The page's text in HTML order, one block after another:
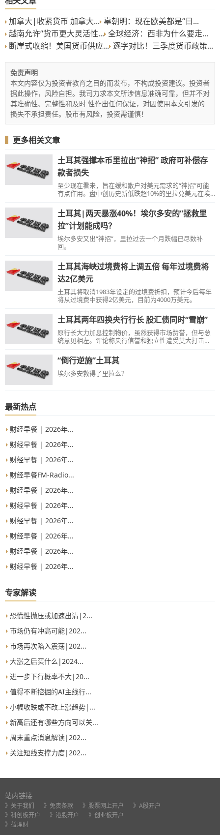
加拿大|收紧货币 加拿大... 辜朝明：现在欧美都是“日...
越南允许“货币更大灵活性... 全球经济：西非为什么要走...
断崖式收缩！美国货币供应... 逐字对比！三季度货币政策...
免责声明
本文内容仅为投资者教育之目的而发布，不构成投资建议。投资者
据此操作，风险自担。我司力求本文所涉信息准确可靠，但并不对
其准确性、完整性和及时 性作出任何保证，对因使用本文引发的
损失不承担责任。股市有风险，投资需谨慎！
更多相关文章
土耳其强撑本币里拉出“神招” 政府可补偿存
款者损失
至少现在看来，旨在缓和散户对美元需求的“神招”可能
有点作用。盘中创历史新低跌超10%的里拉兑美元在埃
年来最大日涨幅。
土耳其|两天暴涨40%！埃尔多安的“拯救里
拉”计划能成吗？
埃尔多安又出“神招”，里拉过去一个月跌幅已尽数补
回。
土耳其海峡过境费将上调五倍 每年过境费将
达2亿美元
土耳其将取消1983年设定的过境费折扣，预计今后每年
将从过境费中获得2亿美元，目前为4000万美元。
土耳其两年四换央行行长 股汇债同时“雪崩”
原行长大力加息控制物价，虽然获得市场赞誉，但与总
统意见相左。评论称央行信誉和独立性遭受莫大打击，
爆发货币危机。
“倒行逆施”土耳其
埃尔多安救得了里拉么？
最新热点
财经早餐 | 2026年...
财经早餐 | 2026年...
财经早餐 | 2026年...
财经早餐FM-Radio...
财经早餐 | 2026年...
财经早餐 | 2026年...
财经早餐 | 2026年...
财经早餐 | 2026年...
财经早餐 | 2026年...
财经早餐 | 2026年...
专家解读
恐慌性抛压或加速出清|2...
市场仍有冲高可能|202...
市场再次陷入震荡|202...
大涨之后买什么|2024...
进一步下行概率不大|20...
值得不断挖掘的AI主线行...
小幅收跌或不改上涨趋势|...
新高后还有哪些方向可以关...
周末重点消息解读|202...
关注短线支撑力度|202...
站内链接
》关于我们 》免责条款 》股票网上开户
》A股开户
》科创板开户
》港股开户
》创业板开户
》益理财